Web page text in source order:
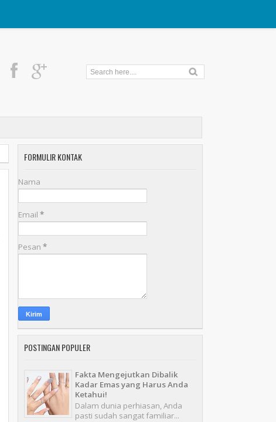
FORMULIR KONTAK
Nama
Email *
Pesan *
POSTINGAN POPULER
Fakta Mengejutkan Dibalik
Kadar Emas yang Harus Anda
Ketahui!
Dalam dunia perhiasan, Anda
pasti sudah sangat familiar...